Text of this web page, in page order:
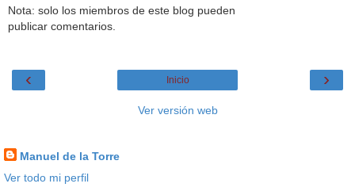
Nota: solo los miembros de este blog pueden
publicar comentarios.
‹ ›
Inicio
Ver versión web
Manuel de la Torre
Ver todo mi perfil